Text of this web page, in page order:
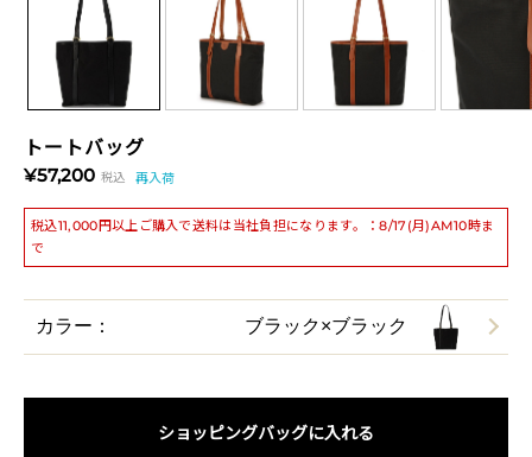
トートバッグ
¥57,200 税込 再入荷
税込11,000円以上ご購入で送料は当社負担になります。：8/17(月)AM10時ま
で
カラー： ブラック×ブラック
ショッピングバッグに入れる